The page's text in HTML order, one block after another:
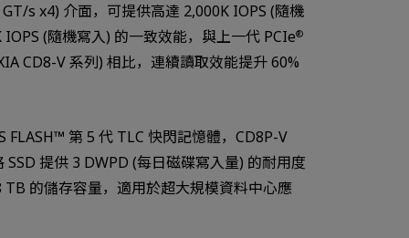
Watch in video
s x4) 介面，可提供高達 2,000K IOPS (隨機
IOPS (隨機寫入) 的一致效能，與上一代 PCIe®
CD8-V 系列) 相比，連續讀取效能提升 60%
FLASH™ 第 5 代 TLC 快閃記憶體，CD8P-V
SSD 提供 3 DWPD (每日磁碟寫入量) 的耐用度
TB 的儲存容量，適用於超大規模資料中心應